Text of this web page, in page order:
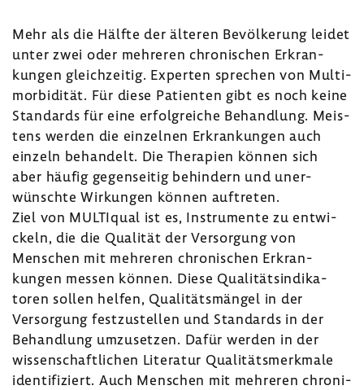
Mehr als die Hälfte der älteren Bevöl­ke­rung leidet
unter zwei oder mehreren chro­ni­schen Erkran­
kungen gleich­zeitig. Experten spre­chen von Multi­
mor­bi­dität. Für diese Pati­enten gibt es noch keine
Stan­dards für eine erfolg­reiche Behand­lung. Meis­
tens werden die einzelnen Erkran­kungen auch
einzeln behan­delt. Die Thera­pien können sich
aber häufig gegen­seitig behin­dern und uner­
wünschte Wirkungen können auftreten.
Ziel von MULTI­qual ist es, Instru­mente zu entwi­
ckeln, die die Qualität der Versor­gung von
Menschen mit mehreren chro­ni­schen Erkran­
kungen messen können. Diese Quali­täts­in­di­ka­
toren sollen helfen, Quali­täts­mängel in der
Versor­gung fest­zu­stellen und Stan­dards in der
Behand­lung umzu­setzen. Dafür werden in der
wissen­schaft­li­chen Lite­ratur Quali­täts­merk­male
iden­ti­fi­ziert. Auch Menschen mit mehreren chro­ni­